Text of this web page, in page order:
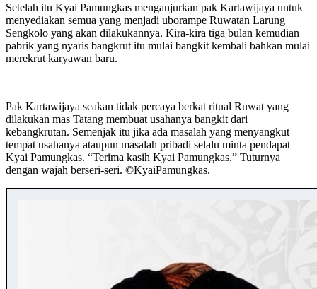
Setelah itu Kyai Pamungkas menganjurkan pak Kartawijaya untuk
menyediakan semua yang menjadi uborampe Ruwatan Larung
Sengkolo yang akan dilakukannya. Kira-kira tiga bulan kemudian
pabrik yang nyaris bangkrut itu mulai bangkit kembali bahkan mulai
merekrut karyawan baru.
Pak Kartawijaya seakan tidak percaya berkat ritual Ruwat yang
dilakukan mas Tatang membuat usahanya bangkit dari
kebangkrutan. Semenjak itu jika ada masalah yang menyangkut
tempat usahanya ataupun masalah pribadi selalu minta pendapat
Kyai Pamungkas. “Terima kasih Kyai Pamungkas.” Tuturnya
dengan wajah berseri-seri. ©️KyaiPamungkas.